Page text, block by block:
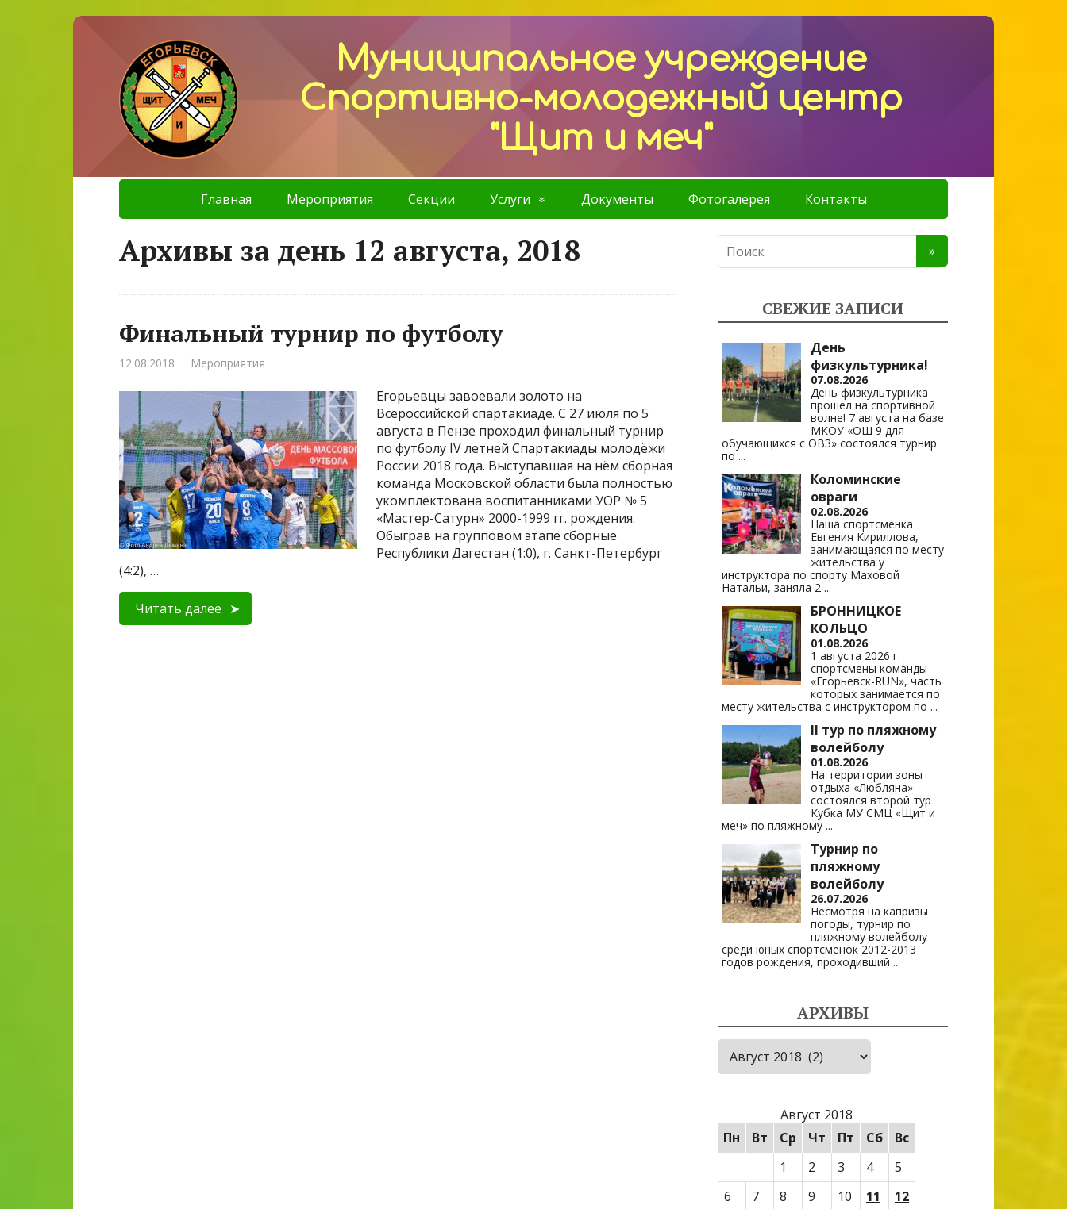
Муниципальное учреждение
Спортивно-молодежный центр
"Щит и меч"
Главная Мероприятия Секции Услуги Документы Фотогалерея Контакты
Архивы за день 12 августа, 2018
Финальный турнир по футболу
12.08.2018 Мероприятия
Егорьевцы завоевали золото на
Всероссийской спартакиаде. С 27 июля по 5
августа в Пензе проходил финальный турнир
по футболу IV летней Спартакиады молодёжи
России 2018 года. Выступавшая на нём сборная
команда Московской области была полностью
укомплектована воспитанниками УОР № 5
«Мастер-Сатурн» 2000-1999 гг. рождения.
Обыграв на групповом этапе сборные
Республики Дагестан (1:0), г. Санкт-Петербург
(4:2), …
Читать далее
СВЕЖИЕ ЗАПИСИ
День
физкультурника!
07.08.2026
День физкультурника
прошел на спортивной
волне! 7 августа на базе
МКОУ «ОШ 9 для
обучающихся с ОВЗ» состоялся турнир
по...
Коломинские
овраги
02.08.2026
Наша спортсменка
Евгения Кириллова,
занимающаяся по месту
жительства у
инструктора по спорту Маховой
Натальи, заняла 2 ...
БРОННИЦКОЕ
КОЛЬЦО
01.08.2026
1 августа 2026 г.
спортсмены команды
«Егорьевск-RUN», часть
которых занимается по
месту жительства с инструктором по ...
II тур по пляжному
волейболу
01.08.2026
На территории зоны
отдыха «Любляна»
состоялся второй тур
Кубка МУ СМЦ «Щит и
меч» по пляжному ...
Турнир по
пляжному
волейболу
26.07.2026
Несмотря на капризы
погоды, турнир по
пляжному волейболу
среди юных спортсменок 2012-2013
годов рождения, проходивший ...
АРХИВЫ
Архивы
Август 2018
Пн
Вт Ср Чт Пт Сб
Вс
1
2 3 4
5
6
7 8 9 10 11
12